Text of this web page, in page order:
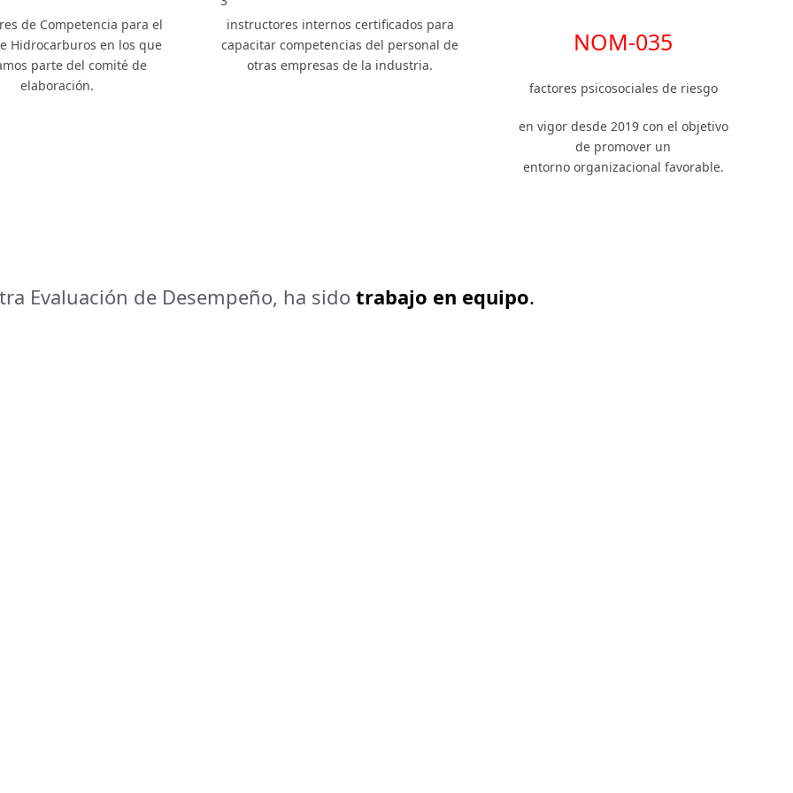
de Competencia para el
Hidrocarburos en los que
parte del comité de
elaboración.
instructores internos certificados para
capacitar competencias del personal de
otras empresas de la industria.
NOM-035
factores psicosociales de riesgo
en vigor desde 2019 con el objetivo
de promover un
entorno organizacional favorable.
Evaluación de Desempeño, ha sido trabajo en equipo.